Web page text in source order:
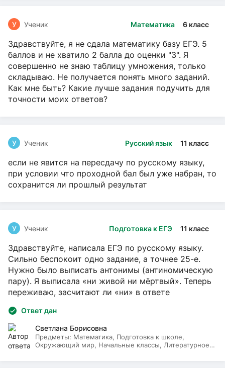
Математика 6 класс
У Ученик
Здравствуйте, я не сдала математику базу ЕГЭ. 5
баллов и не хватило 2 балла до оценки "3". Я
совершенно не знаю таблицу умножения, только
складываю. Не получается понять много заданий.
Как мне быть? Какие лучше задания подучить для
точности моих ответов?
Русский язык 11 класс
У Ученик
если не явится на пересдачу по русскому языку,
при условии что проходной бал был уже набран, то
сохранится ли прошлый результат
Подготовка к ЕГЭ 11 класс
У Ученик
Здравствуйте, написала ЕГЭ по русскому языку.
Сильно беспокоит одно задание, а точнее 25-е.
Нужно было выписать антонимы (антиномическую
пару). Я выписала «ни живой ни мёртвый». Теперь
переживаю, засчитают ли «ни» в ответе
Ответ дан
Светлана Борисовна
Предметы: Математика, Подготовка к школе,
Окружающий мир, Начальные классы, Литературное